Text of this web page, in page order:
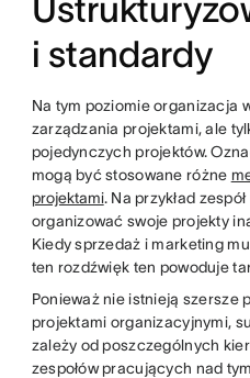
i standardy
Na tym poziomie organizacja
zarządzania projektami, ale
pojedynczych projektów.
mogą być stosowane różne
projektami. Na przykład
organizować swoje projekty
Kiedy sprzedaż i marketing
ten rozdźwięk ten powoduje
Ponieważ nie istnieją szersze
projektami organizacyjnymi,
zależy od poszczególnych
zespołów pracujących nad